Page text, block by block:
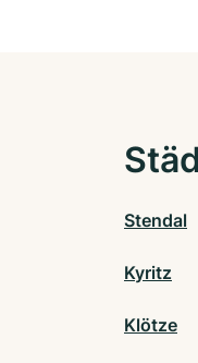
Stendal
Kyritz
Klötze